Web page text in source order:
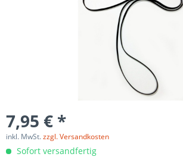
7,95 € *
inkl. MwSt.zzgl. Versandkosten
Sofort versandfertig